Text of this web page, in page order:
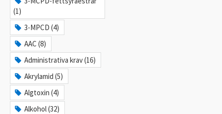
(1)
3-MPCD (4)
AAC (8)
Administrativa krav (16)
Akrylamid (5)
Algtoxin (4)
Alkohol (32)